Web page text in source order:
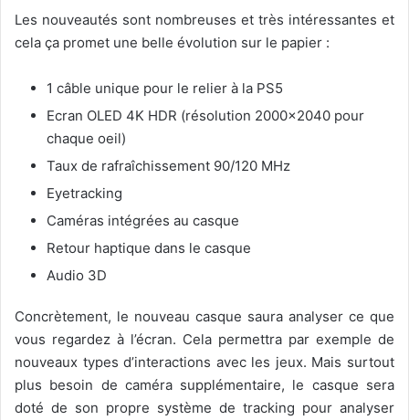
Les nouveautés sont nombreuses et très intéressantes et
cela ça promet une belle évolution sur le papier :
1 câble unique pour le relier à la PS5
Ecran OLED 4K HDR (résolution 2000×2040 pour
chaque oeil)
Taux de rafraîchissement 90/120 MHz
Eyetracking
Caméras intégrées au casque
Retour haptique dans le casque
Audio 3D
Concrètement, le nouveau casque saura analyser ce que
vous regardez à l’écran. Cela permettra par exemple de
nouveaux types d’interactions avec les jeux. Mais surtout
plus besoin de caméra supplémentaire, le casque sera
doté de son propre système de tracking pour analyser